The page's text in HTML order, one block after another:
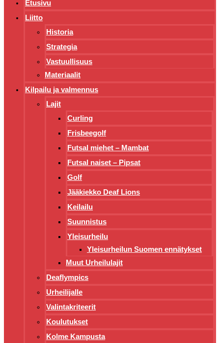
Etusivu
Liitto
Historia
Strategia
Vastuullisuus
Materiaalit
Kilpailu ja valmennus
Lajit
Curling
Frisbeegolf
Futsal miehet – Mambat
Futsal naiset – Pipsat
Golf
Jääkiekko Deaf Lions
Keilailu
Suunnistus
Yleisurheilu
Yleisurheilun Suomen ennätykset
Muut Urheilulajit
Deaflympics
Urheilijalle
Valintakriteerit
Koulutukset
Kolme Kampusta